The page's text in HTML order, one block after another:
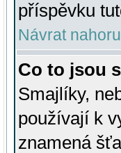
příspěvku
Návrat nahoru
Co to jsou
Smajlíky,
používají k
znamená